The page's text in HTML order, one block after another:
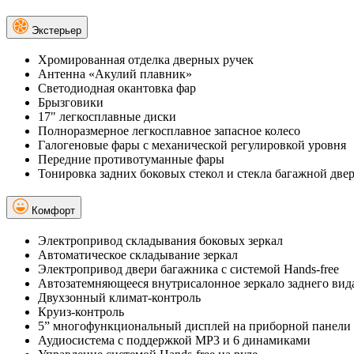
Экстерьер
Хромированная отделка дверных ручек
Антенна «Акулий плавник»
Светодиодная окантовка фар
Брызговики
17" легкосплавные диски
Полноразмерное легкосплавное запасное колесо
Галогеновые фары с механической регулировкой уровня
Передние противотуманные фары
Тонировка задних боковых стекол и стекла багажной
Комфорт
Электропривод складывания боковых зеркал
Автоматическое складывание зеркал
Электропривод двери багажника с системой Hands-free
Автозатемняющееся внутрисалонное зеркало заднего
Двухзонный климат-контроль
Круиз-контроль
5” многофункциональный дисплей на приборной панели
Аудиосистема с поддержкой MP3 и 6 динамиками